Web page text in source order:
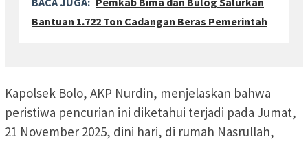
Bantuan 1.722 Ton Cadangan Beras Pemerintah
Kapolsek Bolo, AKP Nurdin, menjelaskan bahwa
peristiwa pencurian ini diketahui terjadi pada Jumat,
21 November 2025, dini hari, di rumah Nasrullah,